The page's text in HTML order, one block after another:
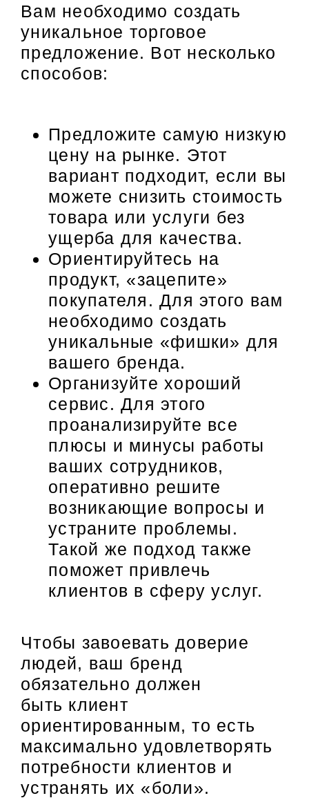
Вам необходимо создать
уникальное торговое
предложение. Вот несколько
способов:
Предложите самую низкую
цену на рынке. Этот
вариант подходит, если вы
можете снизить стоимость
товара или услуги без
ущерба для качества.
Ориентируйтесь на
продукт, «зацепите»
покупателя. Для этого вам
необходимо создать
уникальные «фишки» для
вашего бренда.
Организуйте хороший
сервис. Для этого
проанализируйте все
плюсы и минусы работы
ваших сотрудников,
оперативно решите
возникающие вопросы и
устраните проблемы.
Такой же подход также
поможет привлечь
клиентов в сферу услуг.
Чтобы завоевать доверие
людей, ваш бренд
обязательно должен
быть клиент
ориентированным, то есть
максимально удовлетворять
потребности клиентов и
устранять их «боли».